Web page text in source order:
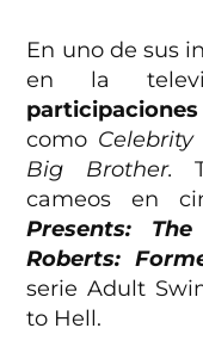
En uno de sus
en la
como
Big Brother.
cameos en
Presents:
Roberts:
serie Adult
to Hell.